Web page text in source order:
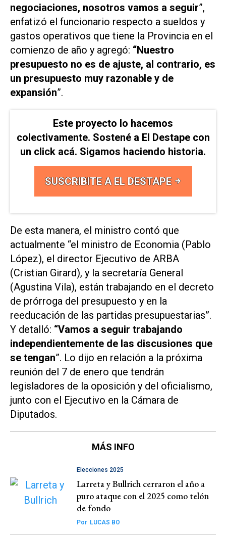
negociaciones, nosotros vamos a seguir”,
enfatizó el funcionario respecto a sueldos y
gastos operativos que tiene la Provincia en el
comienzo de año y agregó: “Nuestro
presupuesto no es de ajuste, al contrario, es
un presupuesto muy razonable y de
expansión”.
Este proyecto lo hacemos
colectivamente. Sostené a El Destape con
un click acá. Sigamos haciendo historia.
SUSCRIBITE A EL DESTAPE
De esta manera, el ministro contó que
actualmente “el ministro de Economia (Pablo
López), el director Ejecutivo de ARBA
(Cristian Girard), y la secretaría General
(Agustina Vila), están trabajando en el decreto
de prórroga del presupuesto y en la
reeducación de las partidas presupuestarias”.
Y detalló: “Vamos a seguir trabajando
independientemente de las discusiones que
se tengan”. Lo dijo en relación a la próxima
reunión del 7 de enero que tendrán
legisladores de la oposición y del oficialismo,
junto con el Ejecutivo en la Cámara de
Diputados.
MÁS INFO
Elecciones 2025
Larreta y Bullrich cerraron el año a
puro ataque con el 2025 como telón
de fondo
Por LUCAS BO